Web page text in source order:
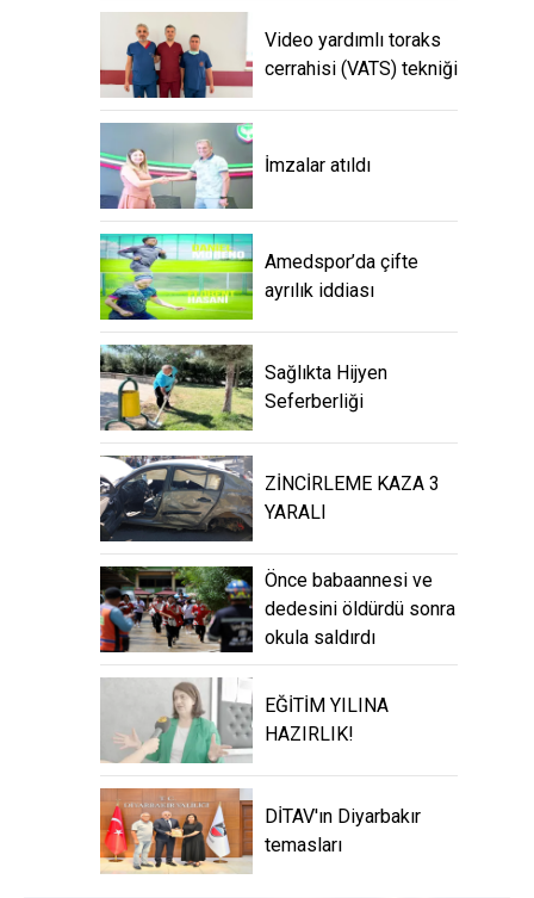
Video yardımlı toraks
cerrahisi (VATS) tekniği
İmzalar atıldı
Amedspor’da çifte
ayrılık iddiası
Sağlıkta Hijyen
Seferberliği
ZİNCİRLEME KAZA 3
YARALI
Önce babaannesi ve
dedesini öldürdü sonra
okula saldırdı
EĞİTİM YILINA
HAZIRLIK!
DİTAV'ın Diyarbakır
temasları